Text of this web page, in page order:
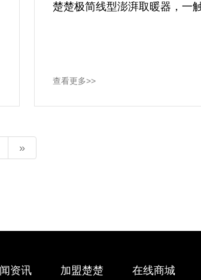
查看更多>>
»
资讯 加盟楚楚 在线商城